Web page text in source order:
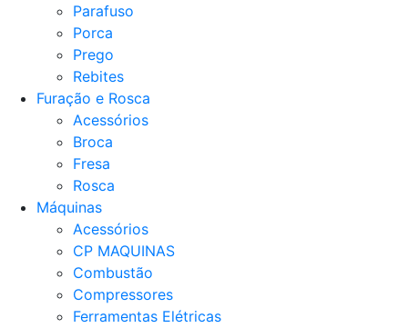
Parafuso
Porca
Prego
Rebites
Furação e Rosca
Acessórios
Broca
Fresa
Rosca
Máquinas
Acessórios
CP MAQUINAS
Combustão
Compressores
Ferramentas Elétricas